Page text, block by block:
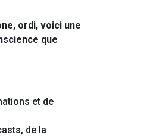
ordi, voici une
que
et de
de la